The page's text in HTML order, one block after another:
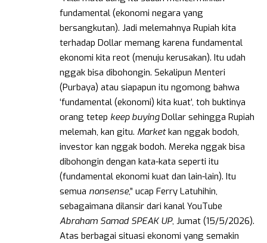
fundamental (ekonomi negara yang
bersangkutan). Jadi melemahnya Rupiah kita
terhadap Dollar memang karena fundamental
ekonomi kita reot (menuju kerusakan). Itu udah
nggak bisa dibohongin. Sekalipun Menteri
(Purbaya) atau siapapun itu ngomong bahwa
‘fundamental (ekonomi) kita kuat’, toh buktinya
orang tetep keep buyingDollar sehingga Rupiah
melemah, kan gitu. Marketkan nggak bodoh,
investor kan nggak bodoh. Mereka nggak bisa
dibohongin dengan kata-kata seperti itu
(fundamental ekonomi kuat dan lain-lain). Itu
semua nonsense,” ucap Ferry Latuhihin,
sebagaimana dilansir dari kanal YouTube
Abraham Samad SPEAK UP, Jumat (15/5/2026).
Atas berbagai situasi ekonomi yang semakin